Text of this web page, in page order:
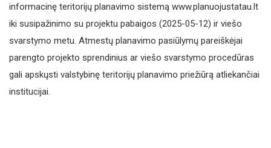
informacinę teritorijų planavimo sistemą www.planuojustatau.lt
iki susipažinimo su projektu pabaigos (2025-05-12) ir viešo
svarstymo metu. Atmestų planavimo pasiūlymų pareiškėjai
parengto projekto sprendinius ar viešo svarstymo procedūras
gali apskųsti valstybinę teritorijų planavimo priežiūrą atliekančiai
institucijai.